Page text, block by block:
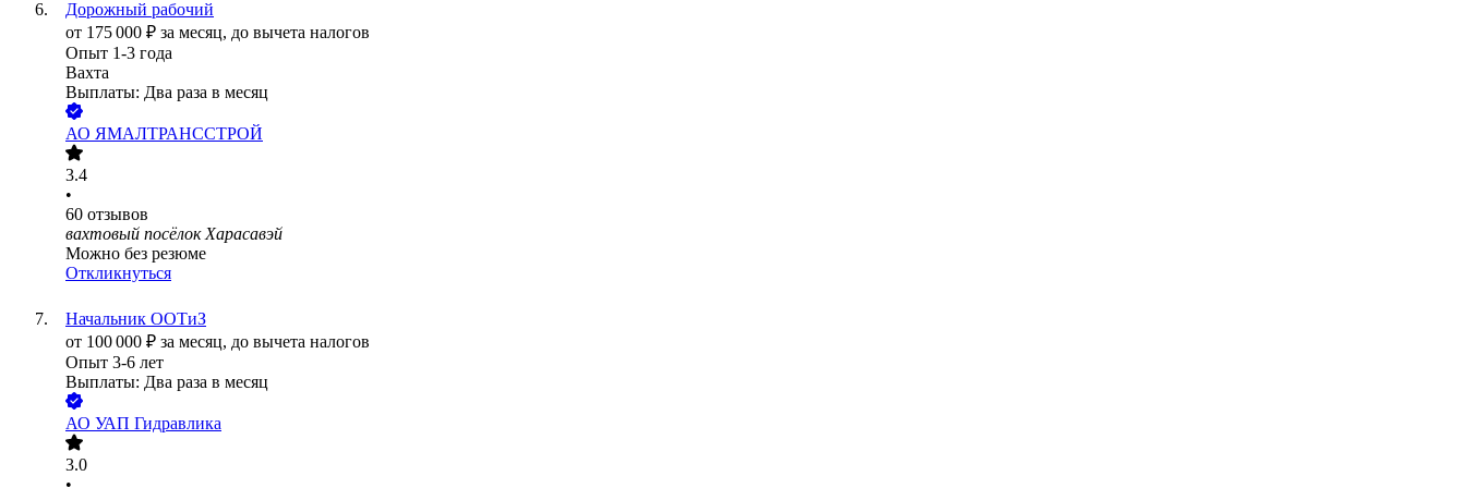
Дорожный рабочий
от 175 000 ₽ за месяц, до вычета налогов
Опыт 1-3 года
Вахта
Выплаты: Два раза в месяц
АО ЯМАЛТРАНССТРОЙ
3.4
•
60 отзывов
вахтовый посёлок Харасавэй
Можно без резюме
Откликнуться
Начальник ООТиЗ
от 100 000 ₽ за месяц, до вычета налогов
Опыт 3-6 лет
Выплаты: Два раза в месяц
АО УАП Гидравлика
3.0